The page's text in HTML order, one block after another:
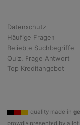
Datenschutz
Häufige Fragen
Beliebte Suchbegriffe
Quiz, Frage Antwort
Top Kreditangebot
quality made in
prowdly presented by a